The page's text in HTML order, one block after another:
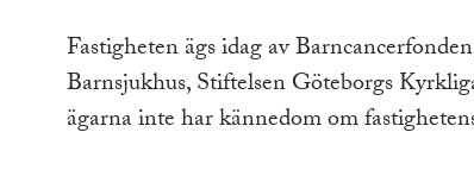
Fastigheten ägs idag av
Barnsjukhus, Stiftelsen Göteborgs
ägarna inte har kännedom om